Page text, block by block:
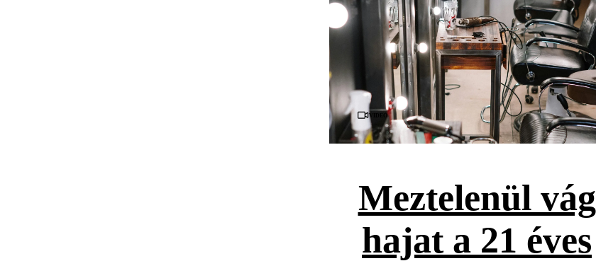
Videó
Meztelenül vág
hajat a 21 éves